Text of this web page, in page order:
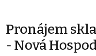
Pronájem
- Nová